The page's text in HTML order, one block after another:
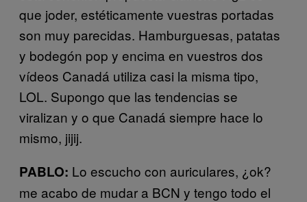
que joder, estéticamente vuestras portadas
son muy parecidas. Hamburguesas, patatas
y bodegón pop y encima en vuestros dos
vídeos Canadá utiliza casi la misma tipo,
LOL. Supongo que las tendencias se
viralizan y o que Canadá siempre hace lo
mismo, jijij.
PABLO: Lo escucho con auriculares, ¿ok?
me acabo de mudar a BCN y tengo todo el